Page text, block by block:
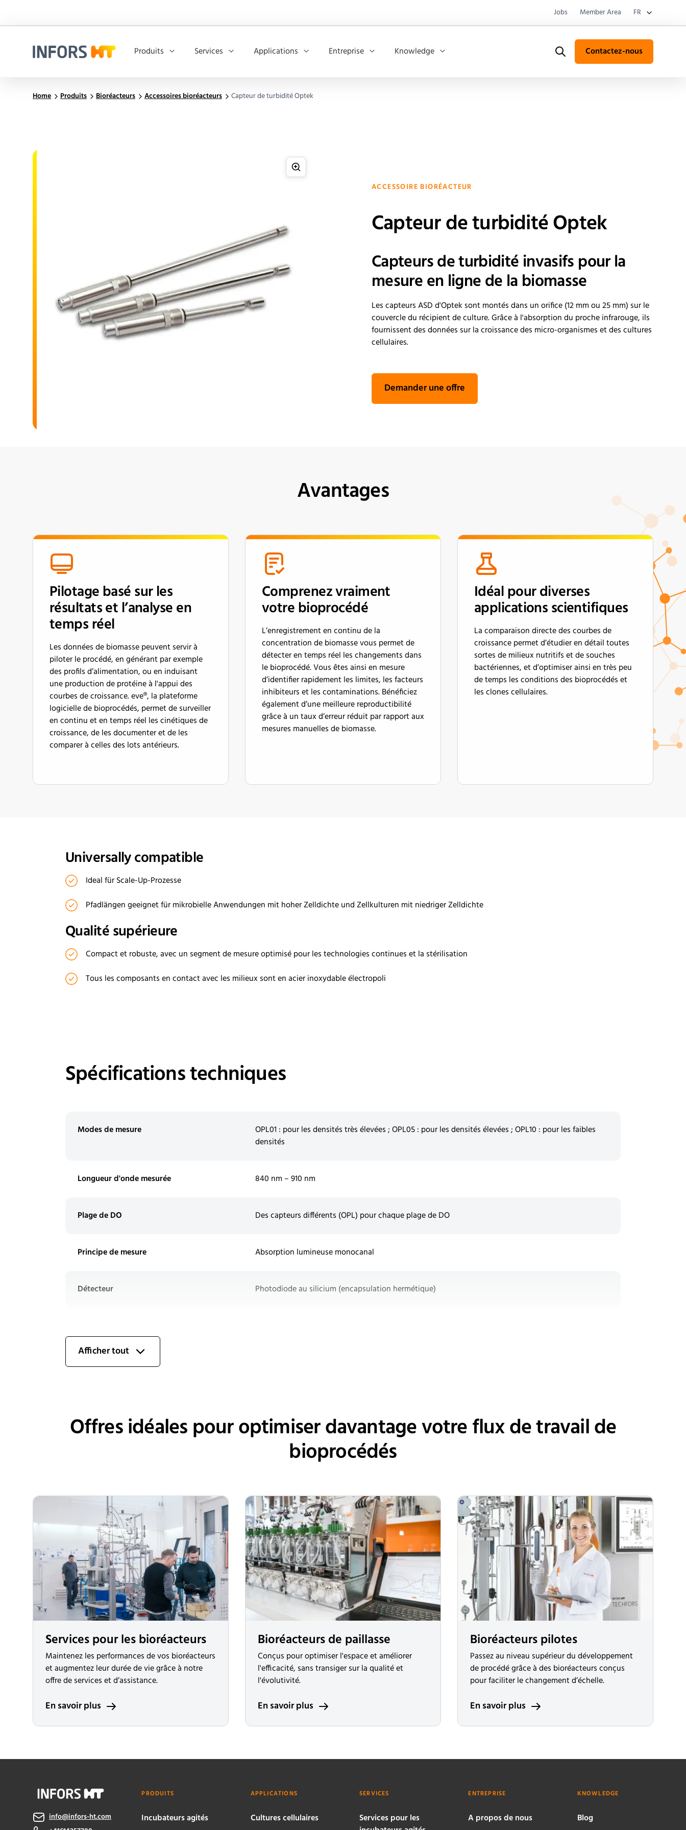
Jobs Member Area FR
Produits Services Applications Entreprise Knowledge Search Contactez-nous
Home Produits Bioréacteurs Accessoires bioréacteurs Capteur de turbidité Optek
ACCESSOIRE BIORÉACTEUR
Capteur de turbidité Optek
Capteurs de turbidité invasifs pour la
mesure en ligne de la biomasse
Les capteurs ASD d'Optek sont montés dans un orifice (12 mm ou 25 mm) sur le
couvercle du récipient de culture. Grâce à l'absorption du proche infrarouge, ils
fournissent des données sur la croissance des micro-organismes et des cultures
cellulaires.
Demander une offre
Avantages
Pilotage basé sur les
résultats et l’analyse en
temps réel
Les données de biomasse peuvent servir à
piloter le procédé, en générant par exemple
des profils d’alimentation, ou en induisant
une production de protéine à l'appui des
courbes de croissance. eve®, la plateforme
logicielle de bioprocédés, permet de surveiller
en continu et en temps réel les cinétiques de
croissance, de les documenter et de les
comparer à celles des lots antérieurs.
Comprenez vraiment
votre bioprocédé
L’enregistrement en continu de la
concentration de biomasse vous permet de
détecter en temps réel les changements dans
le bioprocédé. Vous êtes ainsi en mesure
d’identifier rapidement les limites, les facteurs
inhibiteurs et les contaminations. Bénéficiez
également d’une meilleure reproductibilité
grâce à un taux d’erreur réduit par rapport aux
mesures manuelles de biomasse.
Idéal pour diverses
applications scientifiques
La comparaison directe des courbes de
croissance permet d’étudier en détail toutes
sortes de milieux nutritifs et de souches
bactériennes, et d’optimiser ainsi en très peu
de temps les conditions des bioprocédés et
les clones cellulaires.
Universally compatible
Ideal für Scale-Up-Prozesse
Pfadlängen geeignet für mikrobielle Anwendungen mit hoher Zelldichte und Zellkulturen mit niedriger Zelldichte
Qualité supérieure
Compact et robuste, avec un segment de mesure optimisé pour les technologies continues et la stérilisation
Tous les composants en contact avec les milieux sont en acier inoxydable électropoli
Spécifications techniques
Modes de mesure
OPL01 : pour les densités très élevées ; OPL05 : pour les densités élevées ; OPL10 : pour les faibles
densités
Longueur d'onde mesurée 840 nm – 910 nm
Plage de DO Des capteurs différents (OPL) pour chaque plage de DO
Principe de mesure Absorption lumineuse monocanal
Détecteur Photodiode au silicium (encapsulation hermétique)
Afficher tout
Offres idéales pour optimiser davantage votre flux de travail de
bioprocédés
Services pour les bioréacteurs
Maintenez les performances de vos bioréacteurs
et augmentez leur durée de vie grâce à notre
offre de services et d’assistance.
En savoir plus
Bioréacteurs de paillasse
Conçus pour optimiser l'espace et améliorer
l'efficacité, sans transiger sur la qualité et
l'évolutivité.
En savoir plus
Bioréacteurs pilotes
Passez au niveau supérieur du développement
de procédé grâce à des bioréacteurs conçus
pour faciliter le changement d’échelle.
En savoir plus
info@infors-ht.com
PRODUITS
Incubateurs agités
APPLICATIONS
Cultures cellulaires
SERVICES
Services pour les
ENTREPRISE
A propos de nous
KNOWLEDGE
Blog